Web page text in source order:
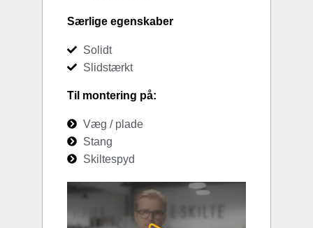
Særlige egenskaber
Solidt
Slidstærkt
Til montering på:
Væg / plade
Stang
Skiltespyd